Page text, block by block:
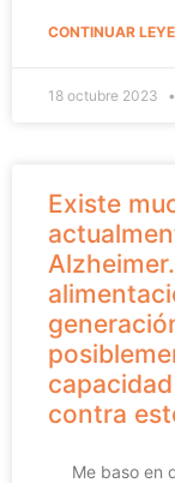
CONTINUAR
18 octubre 2023
Existe
contra
Me baso en